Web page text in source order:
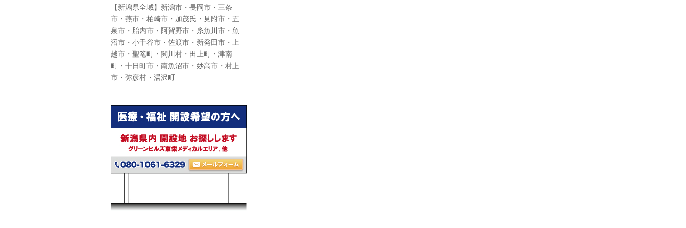
【新潟県全域】新潟市・長岡市・三条
市・燕市・柏崎市・加茂氏・見附市・五
泉市・胎内市・阿賀野市・糸魚川市・魚
沼市・小千谷市・佐渡市・新発田市・上
越市・聖篭町・関川村・田上町・津南
町・十日町市・南魚沼市・妙高市・村上
市・弥彦村・湯沢町